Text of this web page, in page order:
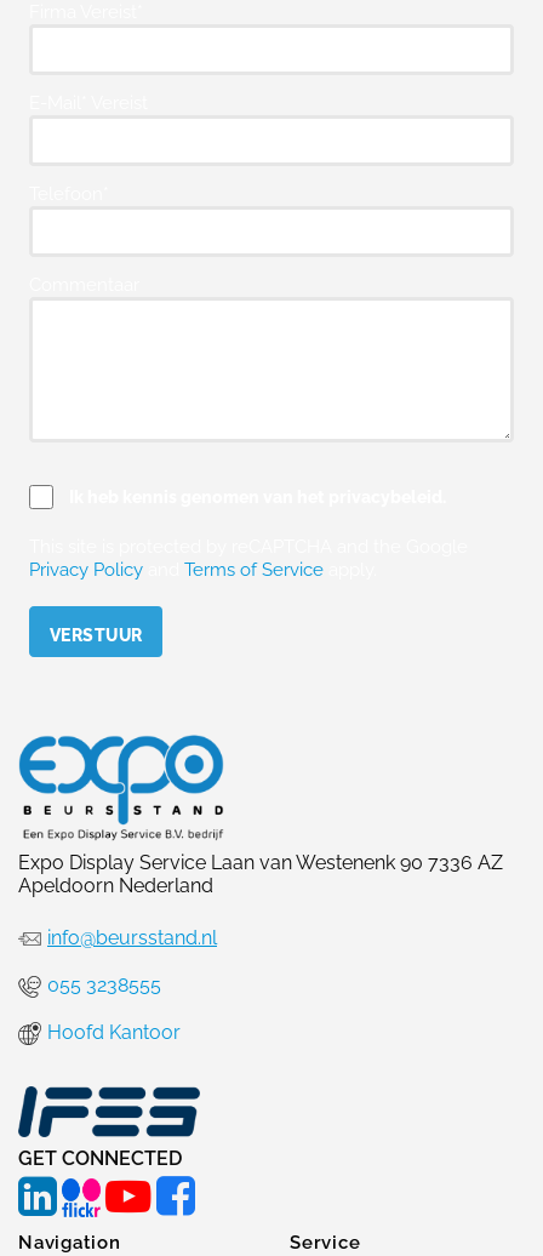
Privacy Policy
Terms of Service
Expo Display Service Laan van Westenenk 90 7336 AZ
Apeldoorn Nederland
info@beursstand.nl
055 3238555
Hoofd Kantoor
GET CONNECTED
Navigation Service